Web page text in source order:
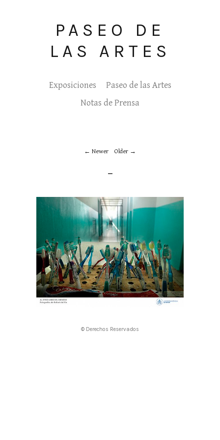
PASEO DE
LAS ARTES
Exposiciones
Paseo de las Artes
Notas de Prensa
Newer Older
_
© Derechos Reservados